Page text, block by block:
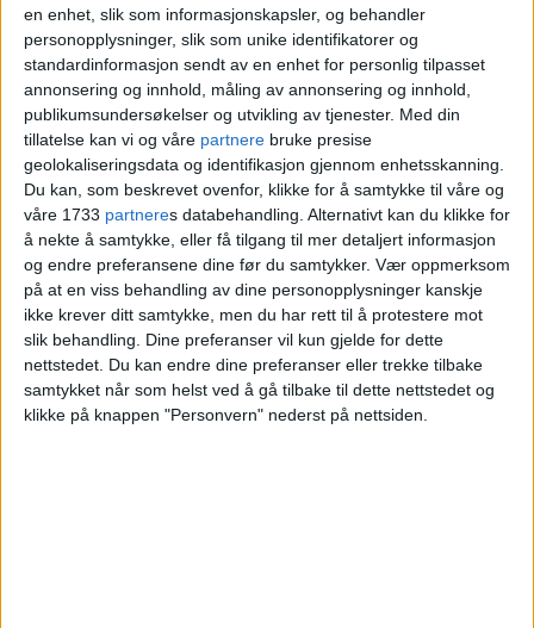
en enhet, slik som informasjonskapsler, og behandler
personopplysninger, slik som unike identifikatorer og
standardinformasjon sendt av en enhet for personlig tilpasset
annonsering og innhold, måling av annonsering og innhold,
publikumsundersøkelser og utvikling av tjenester. Med din
tillatelse kan vi og våre partnere bruke presise
geolokaliseringsdata og identifikasjon gjennom enhetsskanning.
Du kan, som beskrevet ovenfor, klikke for å samtykke til våre og
våre 1733 partneres databehandling. Alternativt kan du klikke for
å nekte å samtykke, eller få tilgang til mer detaljert informasjon
og endre preferansene dine før du samtykker. Vær oppmerksom
på at en viss behandling av dine personopplysninger kanskje
ikke krever ditt samtykke, men du har rett til å protestere mot
slik behandling. Dine preferanser vil kun gjelde for dette
nettstedet. Du kan endre dine preferanser eller trekke tilbake
samtykket når som helst ved å gå tilbake til dette nettstedet og
klikke på knappen "Personvern" nederst på nettsiden.
Helge vil stanse den ustemte
«dødsklokka» ved Rådhuset: -
Den lydforurenser hele området
Oslos statuer rekvisitter for
politiske budskap. I